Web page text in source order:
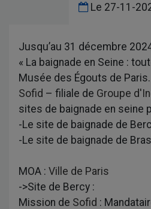
Le 27-11-
Jusqu’au 31 décembre
« La baignade en Seine :
Musée des Égouts de Paris.
Sofid – filiale de Groupe
sites de baignade en seine
-Le site de baignade de
-Le site de baignade de
MOA : Ville de Paris
->Site de Bercy :
Mission de Sofid :